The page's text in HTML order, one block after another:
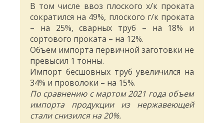
В том числе ввоз плоского х/к проката
сократился на 49%, плоского г/к проката
– на 25%, сварных труб – на 18% и
сортового проката – на 12%.
Объем импорта первичной заготовки не
превысил 1 тонны.
Импорт бесшовных труб увеличился на
34% и проволоки – на 15%.
По сравнению с мартом 2021 года объем
импорта продукции из нержавеющей
стали снизился на 20%.